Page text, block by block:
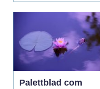
Palettblad com